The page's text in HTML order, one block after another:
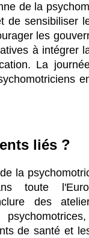
de la
de sensibiliser
les
à intégrer
La
liés ?
la
toute
des
de santé et